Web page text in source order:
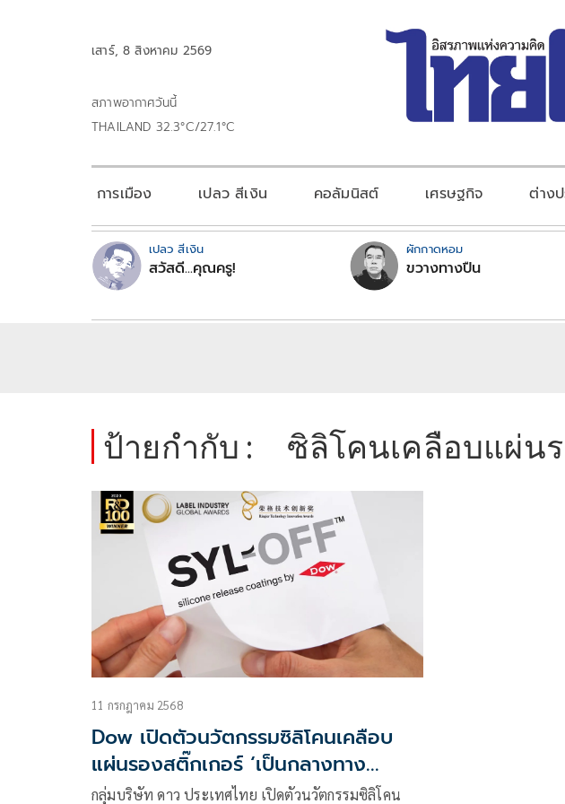
เสาร์, 8 สิงหาคม 2569
สภาพอากาศวันนี้
THAILAND 32.3°C/27.1°C
การเมือง เปลว สีเงิน คอลัมนิสต์ เศรษฐกิจ ต่างป
เปลว สีเงิน
สวัสดี...คุณครู!
ผักกาดหอม
ขวางทางปืน
ป้ายกำกับ : ซิลิโคนเคลือบแผ่น
11 กรกฎาคม 2568
Dow เปิดตัวนวัตกรรมซิลิโคนเคลือบ
แผ่นรองสติ๊กเกอร์ ‘เป็นกลางทาง
คาร์บอน’ ในงาน AWA 2025 กรุงเทพฯ
กลุ่มบริษัท ดาว ประเทศไทย เปิดตัวนวัตกรรมซิลิโคน